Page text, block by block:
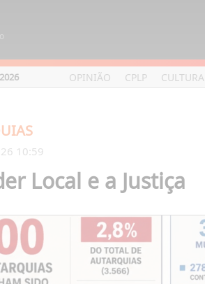
OPINIÃO CPLP CULTURA
10:59
Local e a Justiça